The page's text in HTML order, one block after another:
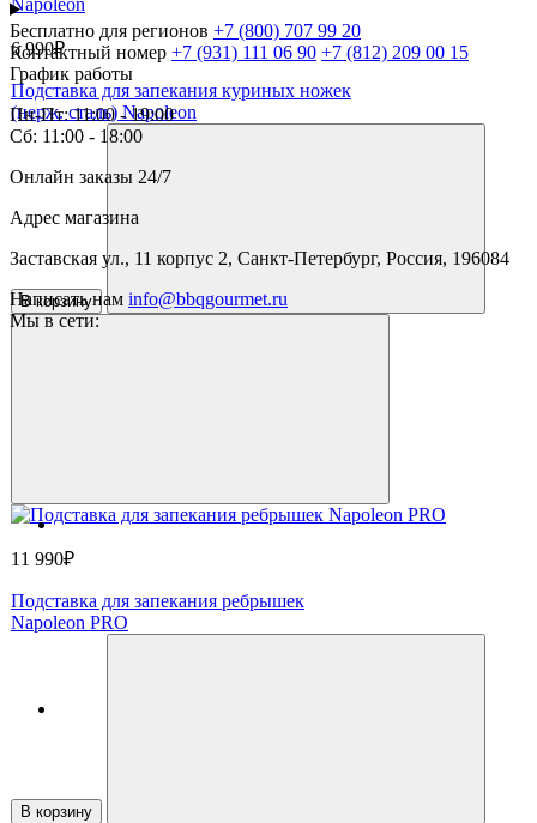
6 990₽
Подставка для запекания куриных ножек
(нерж. сталь) Napoleon
В корзину
11 990₽
Подставка для запекания ребрышек
Napoleon PRO
В корзину
Бесплатно для регионов +7 (800) 707 99 20
Контактный номер +7 (931) 111 06 90 +7 (812) 209 00 15
График работы
Пн-Пт: 11:00 - 19:00
Сб: 11:00 - 18:00
Онлайн заказы 24/7
Адрес магазина
Заставская ул., 11 корпус 2, Санкт-Петербург, Россия, 196084
Написать нам info@bbqgourmet.ru
Мы в сети: